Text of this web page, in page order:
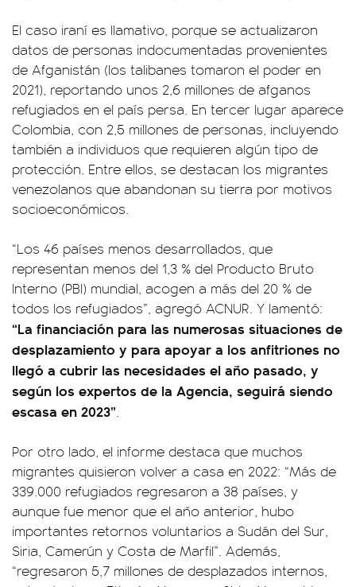
El caso iraní es llamativo, porque se actualizaron
datos de personas indocumentadas provenientes
de Afganistán (los talibanes tomaron el poder en
2021), reportando unos 2,6 millones de afganos
refugiados en el país persa. En tercer lugar aparece
Colombia, con 2,5 millones de personas, incluyendo
también a individuos que requieren algún tipo de
protección. Entre ellos, se destacan los migrantes
venezolanos que abandonan su tierra por motivos
socioeconómicos.
“Los 46 países menos desarrollados, que
representan menos del 1,3 % del Producto Bruto
Interno (PBI) mundial, acogen a más del 20 % de
todos los refugiados”, agregó ACNUR. Y lamentó:
“La financiación para las numerosas situaciones de
desplazamiento y para apoyar a los anfitriones no
llegó a cubrir las necesidades el año pasado, y
según los expertos de la Agencia, seguirá siendo
escasa en 2023”.
Por otro lado, el informe destaca que muchos
migrantes quisieron volver a casa en 2022: “Más de
339.000 refugiados regresaron a 38 países, y
aunque fue menor que el año anterior, hubo
importantes retornos voluntarios a Sudán del Sur,
Siria, Camerún y Costa de Marfil”. Además,
“regresaron 5,7 millones de desplazados internos,